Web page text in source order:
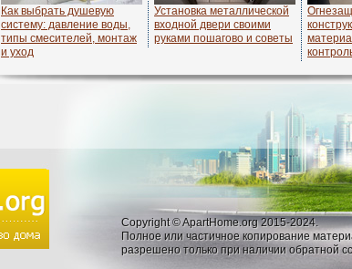
Как выбрать душевую
систему: давление воды,
типы смесителей, монтаж
и уход
Установка металлической
входной двери своими
руками пошагово и советы
Copyright © ApartHome.org 2015-2024.
Полное или частичное копирование
разрешено только при наличии обратной